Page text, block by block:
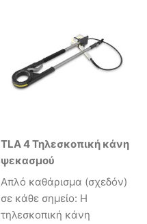
TLA 4 Τηλεσκοπική κάνη
ψεκασμού
Απλό καθάρισμα (σχεδόν)
σε κάθε σημείο: Η
τηλεσκοπική κάνη